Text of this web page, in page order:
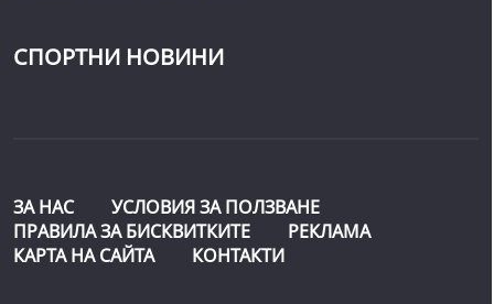
СПОРТНИ НОВИНИ
ЗА НАС
УСЛОВИЯ ЗА ПОЛЗВАНЕ
ПРАВИЛА ЗА БИСКВИТКИТЕ
РЕКЛАМА
КАРТА НА САЙТА
КОНТАКТИ